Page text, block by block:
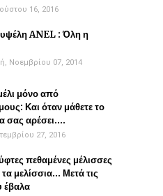
16, 2016
ANEL : Όλη η
Νοεμβρίου 07, 2014
μόνο από
Και όταν μάθετε το
σας αρέσει....
27, 2016
πεθαμένες μέλισσες
μελίσσια... Μετά τις
έβαλα